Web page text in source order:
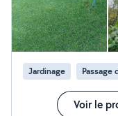
Jardinage
Voir le